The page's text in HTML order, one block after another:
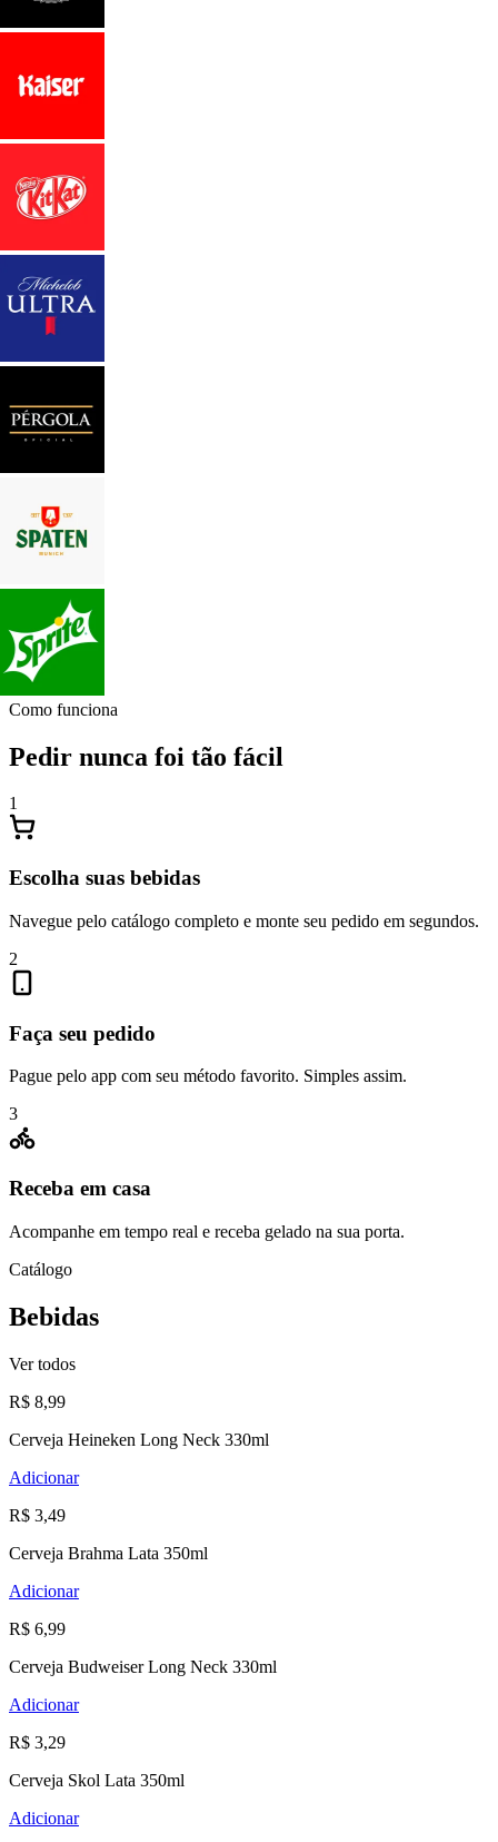
Como funciona
Pedir nunca foi tão fácil
1
Escolha suas bebidas
Navegue pelo catálogo completo e monte seu pedido em segundos.
2
Faça seu pedido
Pague pelo app com seu método favorito. Simples assim.
3
Receba em casa
Acompanhe em tempo real e receba gelado na sua porta.
Catálogo
Bebidas
Ver todos
R$ 8,99
Cerveja Heineken Long Neck 330ml
Adicionar
R$ 3,49
Cerveja Brahma Lata 350ml
Adicionar
R$ 6,99
Cerveja Budweiser Long Neck 330ml
Adicionar
R$ 3,29
Cerveja Skol Lata 350ml
Adicionar